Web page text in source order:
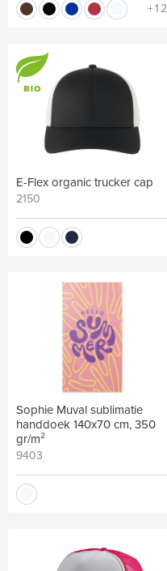
+12
E-Flex organic trucker cap
2150
Sophie Muval sublimatie
handdoek 140x70 cm, 350
gr/m²
9403